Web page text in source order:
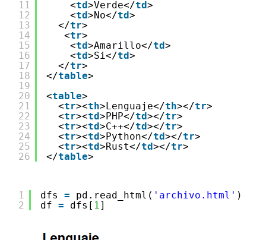
11
12
13
14
15
16
17
18
19
20
21
22
23
24
25
26
<td>Verde</td>
<td>No</td>
</tr>
<tr>
<td>Amarillo</td>
<td>Si</td>
</tr>
</table>
<table>
<tr><th>Lenguaje</th></tr>
<tr><td>PHP</td></tr>
<tr><td>C++</td></tr>
<tr><td>Python</td></tr>
<tr><td>Rust</td></tr>
</table>
1
2
dfs = pd.read_html( 'archivo.html' )
df = dfs[ 1]